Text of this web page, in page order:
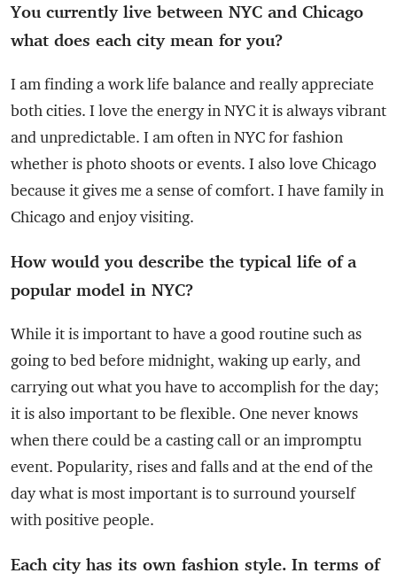
You currently live between NYC and Chicago
what does each city mean for you?
I am finding a work life balance and really appreciate
both cities. I love the energy in NYC it is always vibrant
and unpredictable. I am often in NYC for fashion
whether is photo shoots or events. I also love Chicago
because it gives me a sense of comfort. I have family in
Chicago and enjoy visiting.
How would you describe the typical life of a
popular model in NYC?
While it is important to have a good routine such as
going to bed before midnight, waking up early, and
carrying out what you have to accomplish for the day;
it is also important to be flexible. One never knows
when there could be a casting call or an impromptu
event. Popularity, rises and falls and at the end of the
day what is most important is to surround yourself
with positive people.
Each city has its own fashion style. In terms of